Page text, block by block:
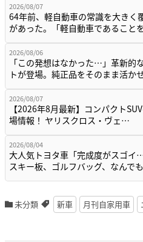
2026/08/07
64年前、軽自動車の常識を大きく
があった。「軽自動車であること
2026/08/06
「この発想はなかった…」革新的
トが登場。純正品をそのまま活か
2026/08/07
【2026年8月最新】コンパクト
場情報！ ヤリスクロス・ヴェ…
2026/08/04
大人気トヨタ車「完成度がスゴイ…
スキー板、ゴルフバッグ、なんで
未分類 新車 月刊自家用車